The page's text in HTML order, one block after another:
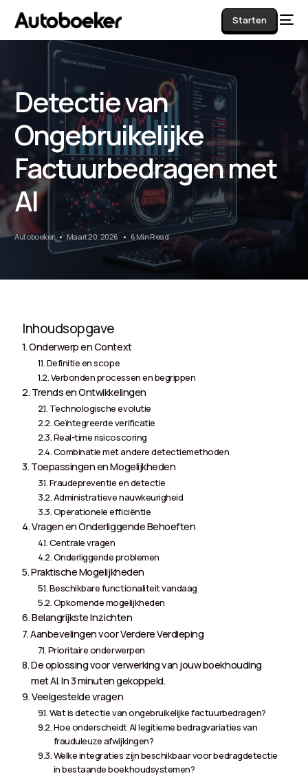
Starten
Detectie van
Ongebruikelijke
Factuurbedragen met
AI
Autoboeker Maart 20, 2026 6 Min Read
Inhoudsopgave
Onderwerp en Context
Definitie en scope
Verbonden processen en begrippen
Trends en Ontwikkelingen
Technologische evolutie
Geïntegreerde verificatie
Real-time risicoscoring
Combinatie met andere detectiemethoden
Toepassingen en Mogelijkheden
Fraudepreventie en detectie
Administratieve nauwkeurigheid
Operationele efficiëntie
Vragen en Onderliggende Behoeften
Centrale vragen
Onderliggende problemen
Praktische Mogelijkheden
Beschikbare functionaliteit vandaag
Opkomende mogelijkheden
Belangrijkste Inzichten
Aanbevelingen voor Verdere Verdieping
Prioritaire onderwerpen
De oplossing voor verwerking van jouw boekhouding
met AI. In 3 minuten gekoppeld.
Veelgestelde vragen
Wat is detectie van ongebruikelijke factuurbedragen?
Hoe onderscheidt AI legitieme bedragvariaties van
frauduleuze afwijkingen?
Welke integraties zijn beschikbaar voor bedragdetectie
in bestaande boekhoudsystemen?
AI